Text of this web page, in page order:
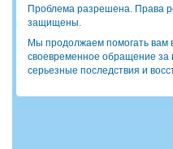
Проблема разрешена. Права
защищены.
Мы продолжаем помогать вам
своевременное обращение за
серьезные последствия и